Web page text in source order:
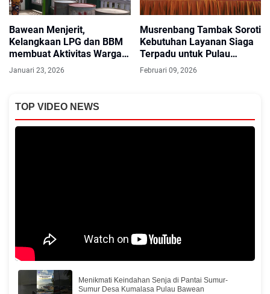
Bawean Menjerit,
Kelangkaan LPG dan BBM
membuat Aktivitas Warga
Nyaris Lumpuh
Januari 23, 2026
Musrenbang Tambak Soroti
Kebutuhan Layanan Siaga
Terpadu untuk Pulau
Bawean
Februari 09, 2026
TOP VIDEO NEWS
Menikmati Keindahan Senja di Pantai Sumur-
Sumur Desa Kumalasa Pulau Bawean